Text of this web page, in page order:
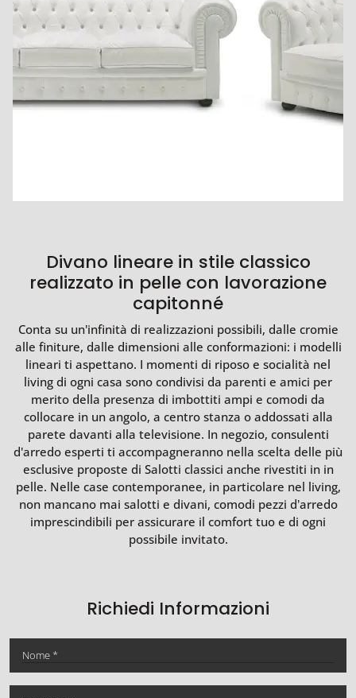
Divano lineare in stile classico
realizzato in pelle con lavorazione
capitonné
Conta su un'infinità di realizzazioni possibili, dalle cromie
alle finiture, dalle dimensioni alle conformazioni: i modelli
lineari ti aspettano. I momenti di riposo e socialità nel
living di ogni casa sono condivisi da parenti e amici per
merito della presenza di imbottiti ampi e comodi da
collocare in un angolo, a centro stanza o addossati alla
parete davanti alla televisione. In negozio, consulenti
d'arredo esperti ti accompagneranno nella scelta delle più
esclusive proposte di Salotti classici anche rivestiti in in
pelle. Nelle case contemporanee, in particolare nel living,
non mancano mai salotti e divani, comodi pezzi d’arredo
imprescindibili per assicurare il comfort tuo e di ogni
possibile invitato.
Richiedi Informazioni